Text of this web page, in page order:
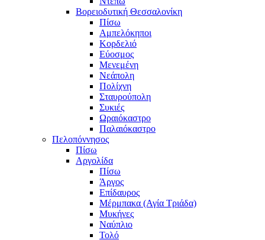
Βορειοδυτική Θεσσαλονίκη
Πίσω
Αμπελόκηποι
Κορδελιό
Εύοσμος
Μενεμένη
Νεάπολη
Πολίχνη
Σταυρούπολη
Συκιές
Ωραιόκαστρο
Παλαιόκαστρο
Πελοπόννησος
Πίσω
Αργολίδα
Πίσω
Άργος
Επίδαυρος
Μέρμπακα (Αγία Τριάδα)
Μυκήνες
Ναύπλιο
Τολό